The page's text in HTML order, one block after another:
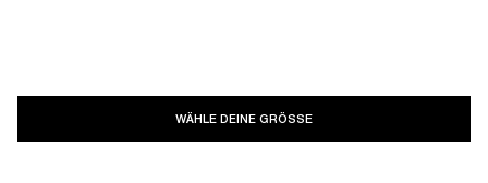
WÄHLE DEINE GRÖSSE